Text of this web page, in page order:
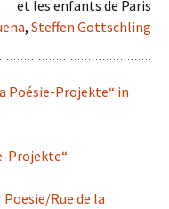
et les enfants de Paris
, Steffen Gottschling
Poésie-Projekte“ in
Projekte“
Rue de la